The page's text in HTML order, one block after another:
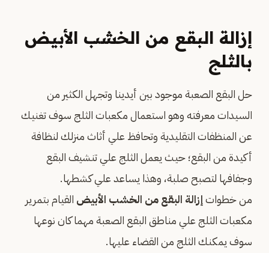
إزالة البقع من الخشب الأبيض
بالثلج
حل البقع الصعبة موجود بين أيدينا وتجهل الكثير من
السيدات معرفته وهو استعمال مكعبات الثلج سوف تغنيك
عن المنظفات التقليدية وتحافظ علي أثاث منزلك لنظافة
أكيدة من البقع؛ حيث يعمل الثلج علي تنشيف البقع
وجفافها لتصبح صلبة، وهذا يساعد علي كشطها.
من خطواتإزالة البقع من الخشب الأبيض القيام بتمرير
مكعبات الثلج علي مناطق البقع الصعبة مهما كان نوعها
سوف يمكنك الثلج من القضاء عليها.